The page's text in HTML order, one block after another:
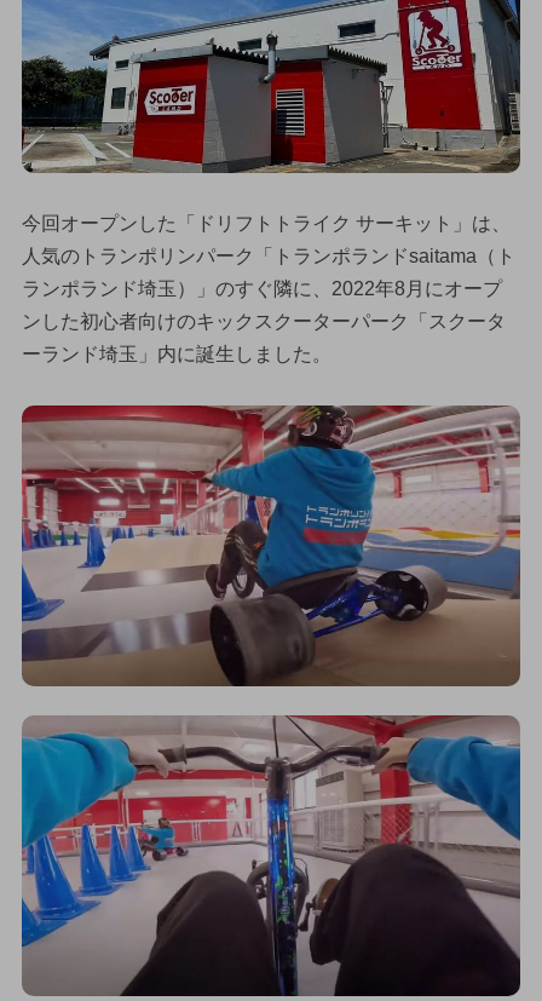
今回オープンした「ドリフトトライク サーキット」は、
人気のトランポリンパーク「トランポランドsaitama（ト
ランポランド埼玉）」のすぐ隣に、2022年8月にオープ
ンした初心者向けのキックスクーターパーク「スクータ
ーランド埼玉」内に誕生しました。